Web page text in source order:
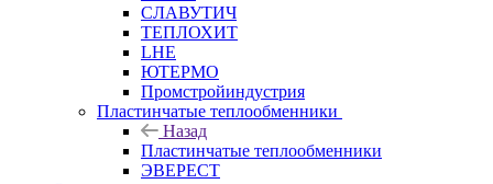
СЛАВУТИЧ
ТЕПЛОХИТ
LHE
ЮТЕРМО
Промстройиндустрия
Пластинчатые теплообменники
Назад
Пластинчатые теплообменники
ЭВЕРЕСТ